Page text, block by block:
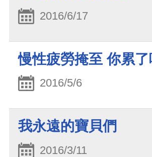
2016/6/17
慢性疲勞掩至 你累了
2016/5/6
我永遠的寶貝們
2016/3/11